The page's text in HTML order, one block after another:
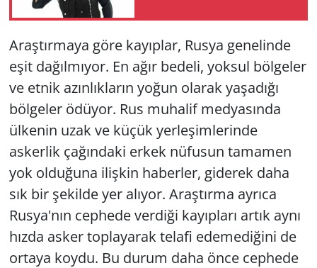
Araştırmaya göre kayıplar, Rusya genelinde
eşit dağılmıyor. En ağır bedeli, yoksul bölgeler
ve etnik azınlıkların yoğun olarak yaşadığı
bölgeler ödüyor. Rus muhalif medyasında
ülkenin uzak ve küçük yerleşimlerinde
askerlik çağındaki erkek nüfusun tamamen
yok olduğuna ilişkin haberler, giderek daha
sık bir şekilde yer alıyor. Araştırma ayrıca
Rusya'nın cephede verdiği kayıpları artık aynı
hızda asker toplayarak telafi edemediğini de
ortaya koydu. Bu durum daha önce cephede